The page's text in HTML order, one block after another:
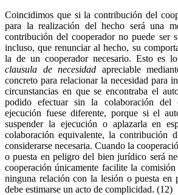
Threads
Coincidimos que si la contribución del
para la realización del hecho será una
contribución del cooperador no puede ser
incluso, que renunciar al hecho, su
la de un cooperador necesario. Esto es
clausula de necesidad apreciable
concreto para relacionar la necesidad para
circunstancias en que se encontraba el
podido efectuar sin la colaboración del
ejecución fuese diferente, porque si el
suspender la ejecución o aplazarla en
colaboración equivalente, la contribución
considerarse necesaria. Cuando la
o puesta en peligro del bien jurídico será
cooperación únicamente facilite la
ninguna relación con la lesión o puesta en
debe estimarse un acto de complicidad. (12)